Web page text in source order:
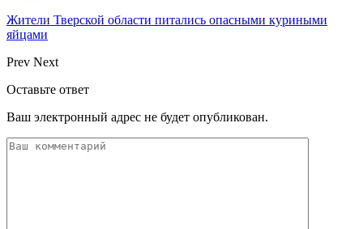
Жители Тверской области питались опасными куриными
яйцами
Prev Next
Оставьте ответ
Ваш электронный адрес не будет опубликован.